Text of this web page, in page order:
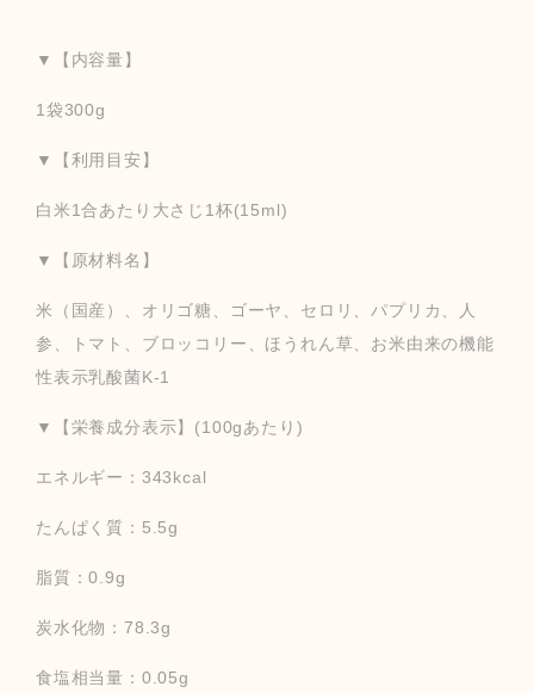
▼【内容量】
1袋300g
▼【利用目安】
白米1合あたり大さじ1杯(15ml)
▼【原材料名】
米（国産）、オリゴ糖、ゴーヤ、セロリ、パプリカ、人
参、トマト、ブロッコリー、ほうれん草、お米由来の機能
性表示乳酸菌K-1
▼【栄養成分表示】(100gあたり)
エネルギー：343kcal
たんぱく質：5.5g
脂質：0.9g
炭水化物：78.3g
食塩相当量：0.05g